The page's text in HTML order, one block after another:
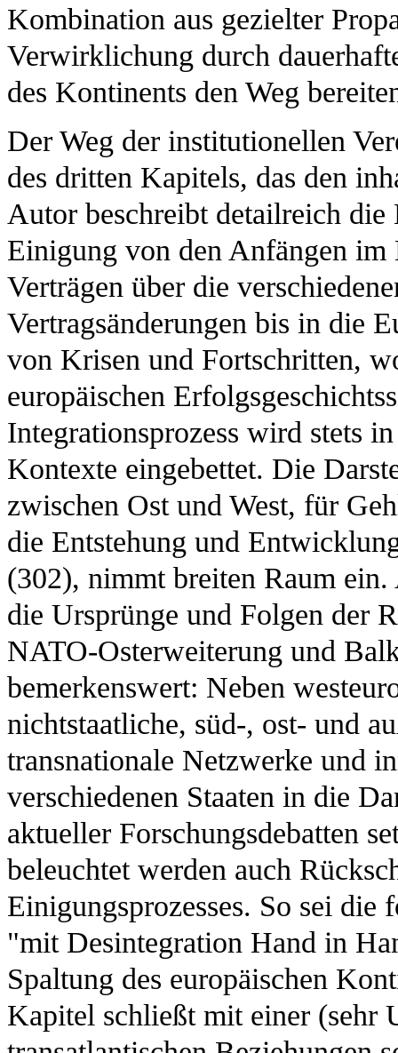
Kombination aus gezielter
Verwirklichung durch
des Kontinents den Weg
Der Weg der institutionellen
des dritten Kapitels, das den
Autor beschreibt detailreich
Einigung von den Anfängen im
Verträgen über die
Vertragsänderungen bis in die
von Krisen und Fortschritten,
europäischen
Integrationsprozess wird stets
Kontexte eingebettet. Die
zwischen Ost und West, für
die Entstehung und
(302), nimmt breiten Raum
die Ursprünge und Folgen der
NATO-Osterweiterung und
bemerkenswert: Neben
nichtstaatliche, süd-, ost- und
transnationale Netzwerke und
verschiedenen Staaten in die
aktueller Forschungsdebatten
beleuchtet werden auch
Einigungsprozesses. So sei die
"mit Desintegration Hand in
Spaltung des europäischen
Kapitel schließt mit einer (sehr